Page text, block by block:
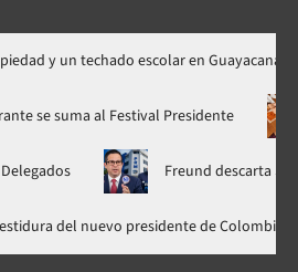
techado escolar en Guayacanal
Yiyo Sarante se suma al Festival
Freund descarta Secretaría
a la investidura del nuevo presidente